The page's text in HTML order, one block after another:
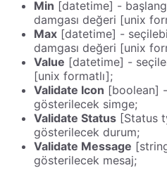
Min [datetime] -
damgası değeri [unix
Max [datetime] -
damgası değeri [unix
Value [datetime] -
[unix formatlı];
Validate Icon [boolean]
gösterilecek simge;
Validate Status [Status
gösterilecek durum;
Validate Message
gösterilecek mesaj;